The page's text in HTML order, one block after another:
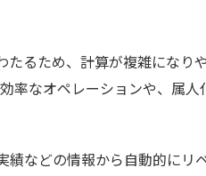
るため、計算が複雑になり
率なオペレーションや、属
などの情報から自動的にリ